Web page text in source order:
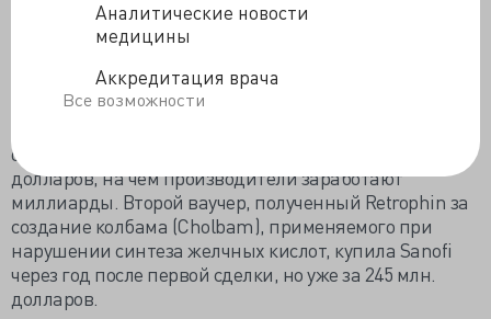
Аналитические новости
медицины
Аккредитация врача
Все возможности
Из восьми выпущенных бонусов ваучер под номером
один был продан BioMarin в июле 2014 года за 67,5
на рынок ингибитор PCSK9, снижающий уровень
холестерина, и опередить Amgen Inc с репазой
обойдётся каждому пациенту как минимум в 14 тысяч
долларов, на чём производители заработают
миллиарды. Второй ваучер, полученный Retrophin за
создание колбама (Cholbam), применяемого при
нарушении синтеза желчных кислот, купила Sanofi
через год после первой сделки, но уже за 245 млн.
долларов.